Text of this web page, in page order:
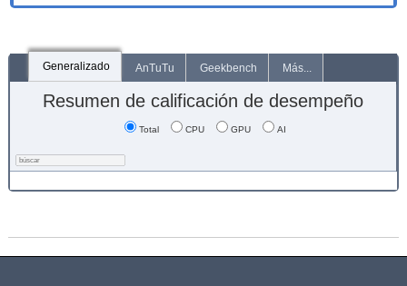
Generalizado AnTuTu Geekbench Más...
Resumen de calificación de desempeño
Total CPU GPU AI